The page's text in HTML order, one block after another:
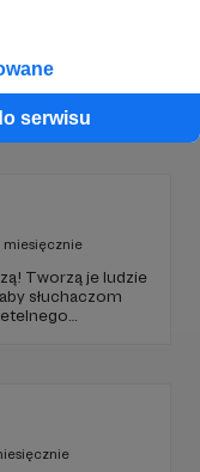
serwisu
miesięcznie
Tworzą je ludzie
słuchaczom